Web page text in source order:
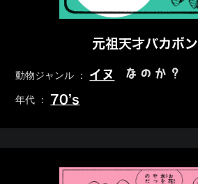
元祖天才バカボン
動物ジャンル ： イヌ なのか？
年代 ： 70’s